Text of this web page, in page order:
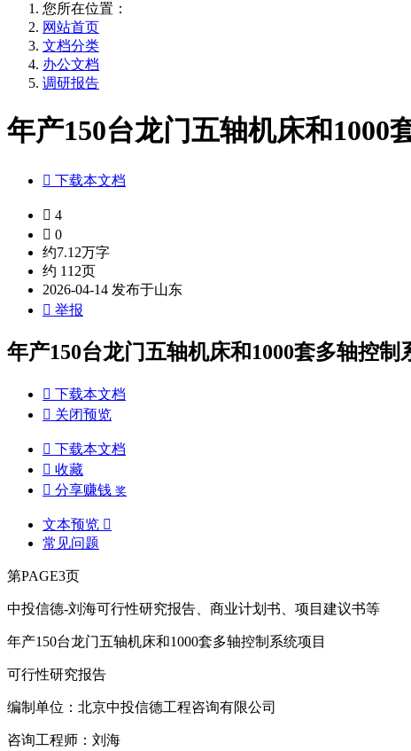
您所在位置：
网站首页
文档分类
办公文档
调研报告
年产150台龙门五轴机床和1000
 下载本文档
 4
 0
约7.12万字
约 112页
2026-04-14 发布于山东
 举报
年产150台龙门五轴机床和1000套多轴控
 下载本文档
 关闭预览
 下载本文档
 收藏
 分享赚钱 奖
文本预览 
常见问题
第PAGE3页
中投信德-刘海可行性研究报告、商业计划书、项目建议书等
年产150台龙门五轴机床和1000套多轴控制系统项目
可行性研究报告
编制单位：北京中投信德工程咨询有限公司
咨询工程师：刘海